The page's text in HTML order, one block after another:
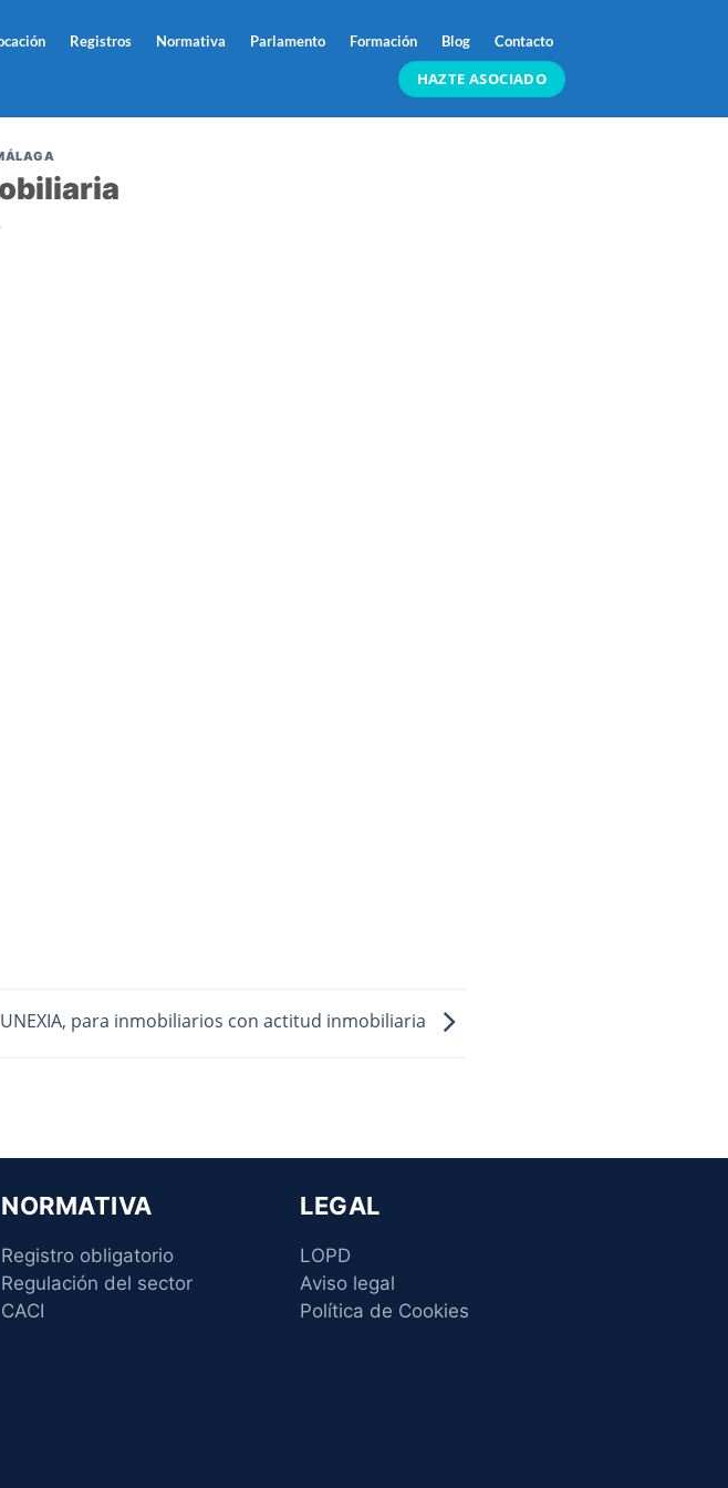
Registros Normativa Parlamento Formación Blog Contacto
HAZTE ASOCIADO
UNEXIA, para inmobiliarios con actitud inmobiliaria
NORMATIVA
Registro obligatorio
Regulación del sector
CACI
LEGAL
LOPD
Aviso legal
Política de Cookies